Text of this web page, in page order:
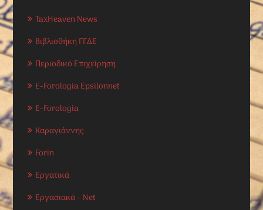
TaxHeaven News
Βιβλιοθήκη ΓΓΔΕ
Περιοδικό Επιχείρηση
E-Forologia Epsilonnet
E-Forologia
Καραγιάννης
Forin
Εργατικά
Εργασιακά – Net